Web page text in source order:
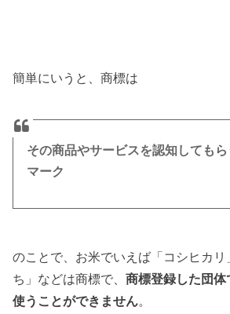
簡単にいうと、商標は
その商品やサービスを認知しても
マーク
のことで、お米でいえば「コシヒカリ
ち」などは商標で、商標登録した団
使うことができません。